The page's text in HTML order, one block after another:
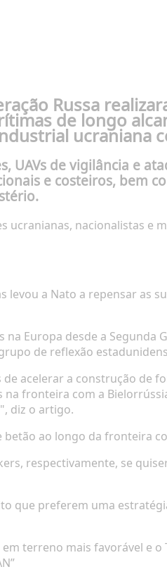
Russa
de longo
ucraniana
UAVs de vigilância e
e costeiros, bem
ucranianas, nacionalistas e
a Nato a repensar as
Europa desde a Segunda
de reflexão
acelerar a construção de
fronteira com a
diz o artigo.
ao longo da fronteira
respectivamente, se
que preferem uma
terreno mais favorável e o